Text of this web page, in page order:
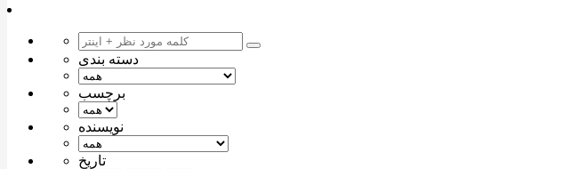
دسته بندی
برچسب
نویسنده
تاریخ